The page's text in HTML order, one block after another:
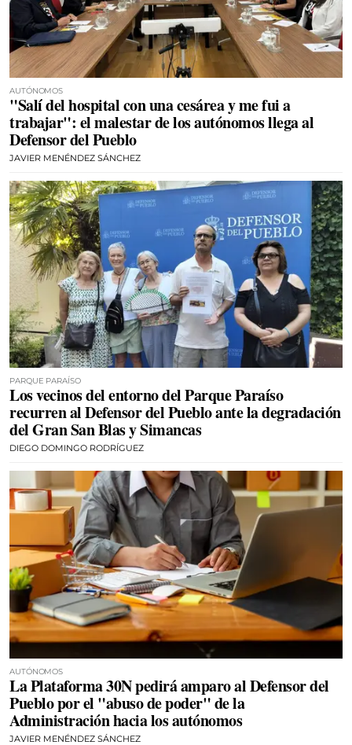
AUTÓNOMOS
"Salí del hospital con una cesárea y me fui a
trabajar": el malestar de los autónomos llega al
Defensor del Pueblo
JAVIER MENÉNDEZ SÁNCHEZ
PARQUE PARAÍSO
Los vecinos del entorno del Parque Paraíso
recurren al Defensor del Pueblo ante la degradación
del Gran San Blas y Simancas
DIEGO DOMINGO RODRÍGUEZ
AUTÓNOMOS
La Plataforma 30N pedirá amparo al Defensor del
Pueblo por el "abuso de poder" de la
Administración hacia los autónomos
JAVIER MENÉNDEZ SÁNCHEZ